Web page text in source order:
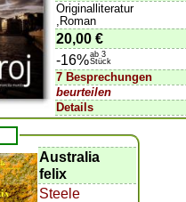
Originalliteratur
,Roman
20,00 €
-16%ab 3
Stück
7 Besprechungen
beurteilen
Details
Australia
felix
Steele